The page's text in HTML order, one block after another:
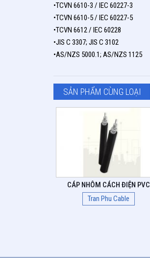
•TCVN 6610-3 / IEC 60227-3
•TCVN 6610-5 / IEC 60227-5
•TCVN 6612 / IEC 60228
•JIS C 3307; JIS C 3102
•AS/NZS 5000.1; AS/NZS 1125
SẢN PHẨM CÙNG LOẠI
CÁP NHÔM CÁCH ĐIỆN PVC
Tran Phu Cable